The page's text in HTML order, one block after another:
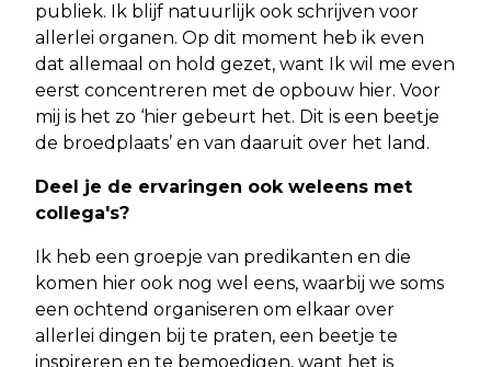
publiek. Ik blijf natuurlijk ook schrijven voor
allerlei organen. Op dit moment heb ik even
dat allemaal on hold gezet, want Ik wil me even
eerst concentreren met de opbouw hier. Voor
mij is het zo ‘hier gebeurt het. Dit is een beetje
de broedplaats’ en van daaruit over het land.
Deel je de ervaringen ook weleens met
collega's?
Ik heb een groepje van predikanten en die
komen hier ook nog wel eens, waarbij we soms
een ochtend organiseren om elkaar over
allerlei dingen bij te praten, een beetje te
inspireren en te bemoedigen, want het is